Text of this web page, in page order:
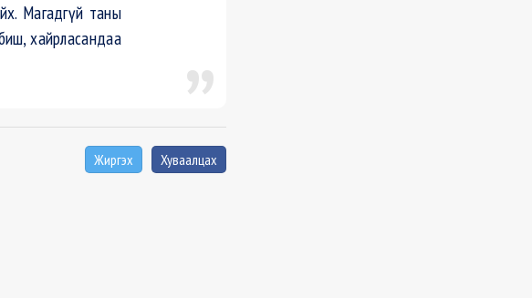
Магадгүй таны
хайрласандаа
Жиргэх Хуваалцах